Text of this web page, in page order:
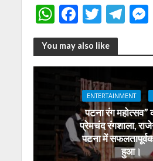
W
h
at
s
p
F
ac
e
b
o
o
k
T
w
itt
er
T
el
e
gr
a
m
You may also like
ENTERTAINMENT
पटना रंग
प्रेमचंद रंगशाला,
पटना में
हुआ।